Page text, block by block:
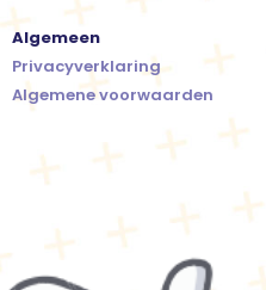
Algemeen
Privacyverklaring
Algemene voorwaarden